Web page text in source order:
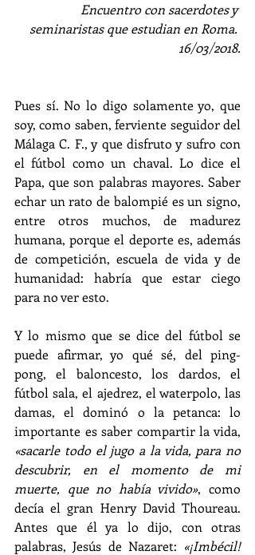
Encuentro con sacerdotes y
seminaristas que estudian en Roma.
16/03/2018.
Pues sí. No lo digo solamente yo, que
soy, como saben, ferviente seguidor del
Málaga C. F., y que disfruto y sufro con
el fútbol como un chaval. Lo dice el
Papa, que son palabras mayores. Saber
echar un rato de balompié es un signo,
entre otros muchos, de madurez
humana, porque el deporte es, además
de competición, escuela de vida y de
humanidad: habría que estar ciego
para no ver esto.
Y lo mismo que se dice del fútbol se
puede afirmar, yo qué sé, del ping-
pong, el baloncesto, los dardos, el
fútbol sala, el ajedrez, el waterpolo, las
damas, el dominó o la petanca: lo
«sacarle todo el jugo a la vida, para no
descubrir, en el momento de mi
muerte, que no había vivido», como
decía el gran Henry David Thoureau.
Antes que él ya lo dijo, con otras
palabras, Jesús de Nazaret: «¡Imbécil!